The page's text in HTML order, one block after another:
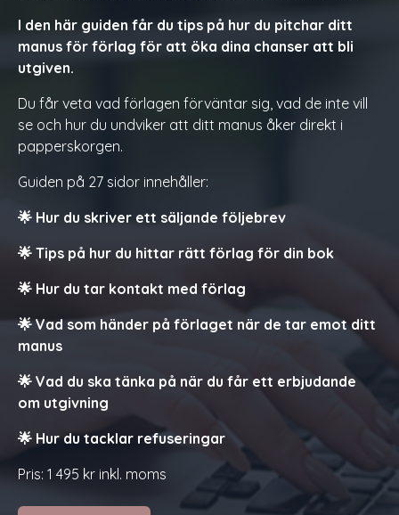
I den här guiden får du tips på hur du pitchar ditt
manus för förlag för att öka dina chanser att bli
utgiven.
Du får veta vad förlagen förväntar sig, vad de inte vill
se och hur du undviker att ditt manus åker direkt i
papperskorgen.
Guiden på 27 sidor innehåller:
🌟 Hur du skriver ett säljande följebrev
🌟 Tips på hur du hittar rätt förlag för din bok
🌟 Hur du tar kontakt med förlag
🌟Vad som händer på förlaget när de tar emot ditt
manus
🌟 Vad du ska tänka på när du får ett erbjudande
om utgivning
🌟 Hur du tacklar refuseringar
Pris: 1 495 kr inkl. moms